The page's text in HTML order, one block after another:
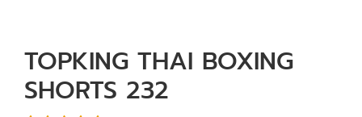
TOPKING THAI BOXING
SHORTS 232